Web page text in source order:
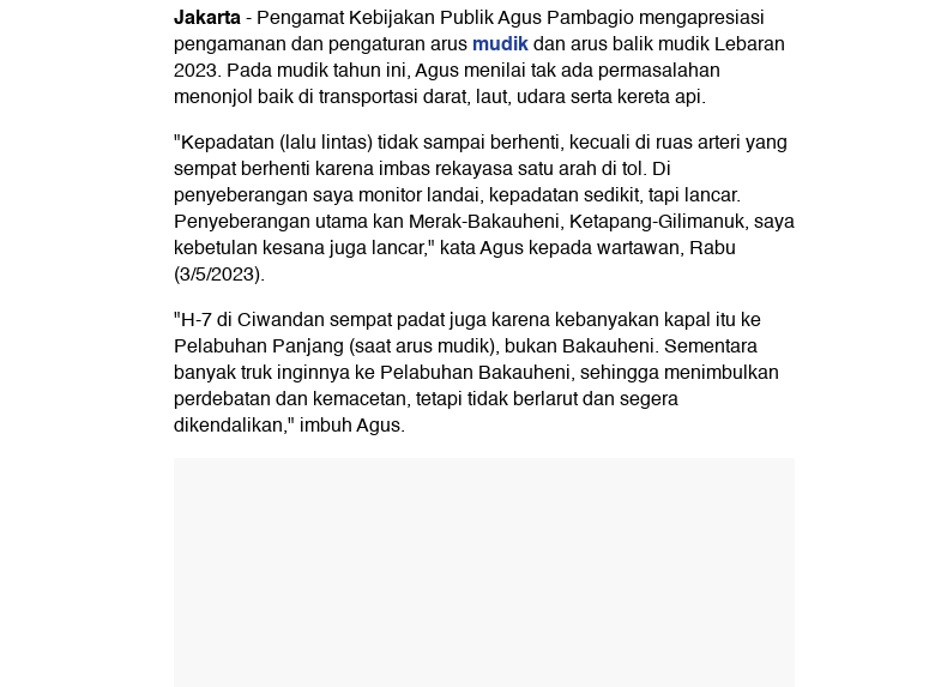
Jakarta-Pengamat Kebijakan Publik Agus Pambagio mengapresiasi
pengamanan dan pengaturan arusmudikdan arus balik mudik Lebaran
2023. Pada mudik tahun ini, Agus menilai tak ada permasalahan
menonjol baik di transportasi darat, laut, udara serta kereta api.
"Kepadatan (lalu lintas) tidak sampai berhenti, kecuali di ruas arteri yang
sempat berhenti karena imbas rekayasa satu arah di tol. Di
penyeberangan saya monitor landai, kepadatan sedikit, tapi lancar.
Penyeberangan utama kan Merak-Bakauheni, Ketapang-Gilimanuk, saya
kebetulan kesana juga lancar," kata Agus kepada wartawan, Rabu
(3/5/2023).
"H-7 di Ciwandan sempat padat juga karena kebanyakan kapal itu ke
Pelabuhan Panjang (saat arus mudik), bukan Bakauheni. Sementara
banyak truk inginnya ke Pelabuhan Bakauheni, sehingga menimbulkan
perdebatan dan kemacetan, tetapi tidak berlarut dan segera
dikendalikan," imbuh Agus.